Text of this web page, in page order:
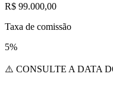
R$ 99.000,00
Taxa de comissão
5%
⚠️ CONSULTE A DATA